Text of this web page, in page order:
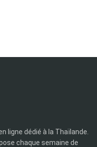
ligne dédié à la Thaïlande.
chaque semaine de